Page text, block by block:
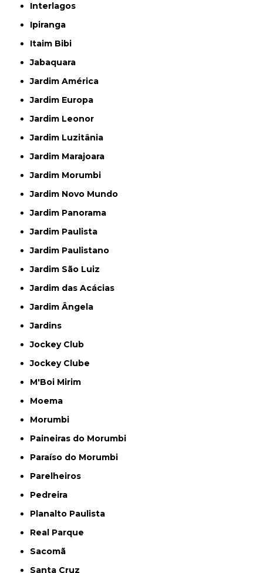
Interlagos
Ipiranga
Itaim Bibi
Jabaquara
Jardim América
Jardim Europa
Jardim Leonor
Jardim Luzitânia
Jardim Marajoara
Jardim Morumbi
Jardim Novo Mundo
Jardim Panorama
Jardim Paulista
Jardim Paulistano
Jardim São Luiz
Jardim das Acácias
Jardim Ângela
Jardins
Jockey Club
Jockey Clube
M'Boi Mirim
Moema
Morumbi
Paineiras do Morumbi
Paraíso do Morumbi
Parelheiros
Pedreira
Planalto Paulista
Real Parque
Sacomã
Santa Cruz